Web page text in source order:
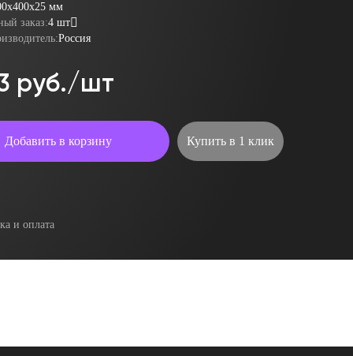
мм
заказ:4 шт
Россия
руб./шт
Добавить в корзину Купить в 1 клик
и оплата